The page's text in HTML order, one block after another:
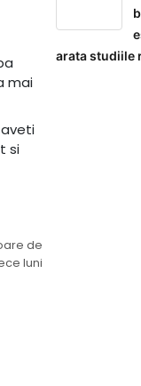
mai
si
de
luni
arata studiile